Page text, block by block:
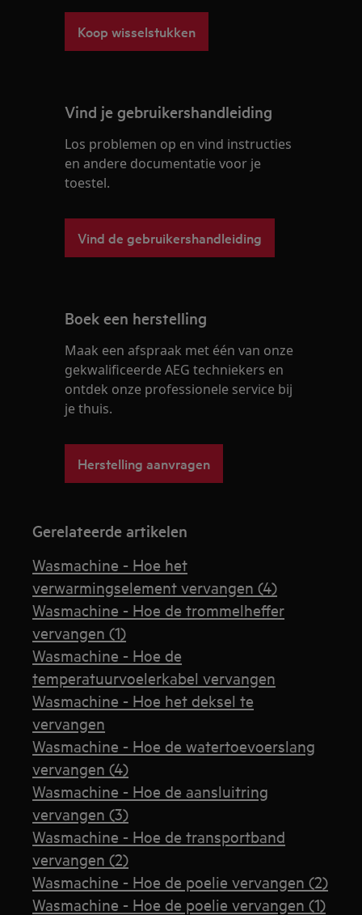
Koop wisselstukken
Vind je gebruikershandleiding
Los problemen op en vind instructies
en andere documentatie voor je
toestel.
Vind de gebruikershandleiding
Boek een herstelling
Maak een afspraak met één van onze
gekwalificeerde AEG techniekers en
ontdek onze professionele service bij
je thuis.
Herstelling aanvragen
Gerelateerde artikelen
Wasmachine - Hoe het
verwarmingselement vervangen (4)
Wasmachine - Hoe de trommelheffer
vervangen (1)
Wasmachine - Hoe de
temperatuurvoelerkabel vervangen
Wasmachine - Hoe het deksel te
vervangen
Wasmachine - Hoe de watertoevoerslang
vervangen (4)
Wasmachine - Hoe de aansluitring
vervangen (3)
Wasmachine - Hoe de transportband
vervangen (2)
Wasmachine - Hoe de poelie vervangen (2)
Wasmachine - Hoe de poelie vervangen (1)